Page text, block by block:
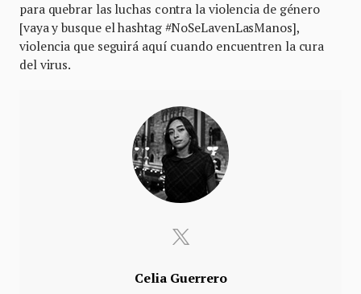
para quebrar las luchas contra la violencia de género
[vaya y busque el hashtag #NoSeLavenLasManos],
violencia que seguirá aquí cuando encuentren la cura
del virus.
Celia Guerrero